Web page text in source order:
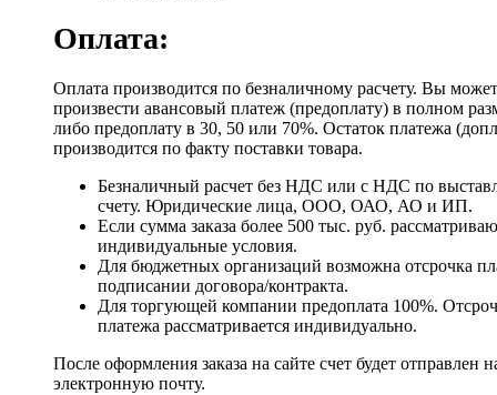
Оплата:
Оплата производится по безналичному расчету. Вы
произвести авансовый платеж (предоплату) в полном
либо предоплату в 30, 50 или 70%. Остаток платежа
производится по факту поставки товара.
Безналичный расчет без НДС или с НДС по
счету. Юридические лица, ООО, ОАО, АО и ИП.
Если сумма заказа более 500 тыс. руб.
индивидуальные условия.
Для бюджетных организаций возможна отсрочка
подписании договора/контракта.
Для торгующей компании предоплата 100%.
платежа рассматривается индивидуально.
После оформления заказа на сайте счет будет отправлен
электронную почту.